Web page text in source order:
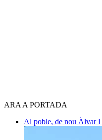
ARA A PORTADA
Al poble, de nou Àlvar